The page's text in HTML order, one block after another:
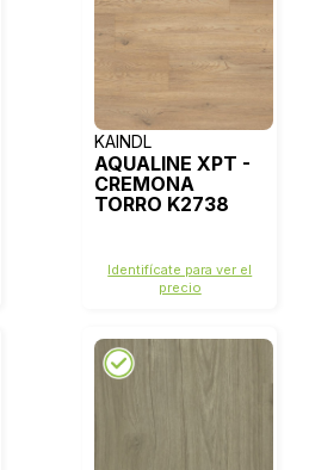
KAINDL
AQUALINE XPT -
CREMONA
TORRO K2738
Identifícate para ver el
precio